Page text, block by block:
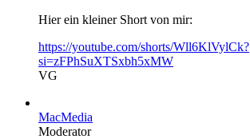
Hier ein kleiner Short von mir:
https://youtube.com/shorts/Wll6KlVylCk?
si=zFPhSuXTSxbh5xMW
VG
MacMedia
Moderator